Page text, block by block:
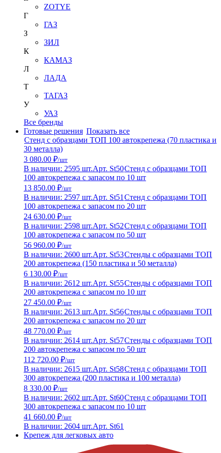
ZOTYE
Г
ГАЗ
З
ЗИЛ
К
КАМАЗ
Л
ЛАДА
Т
ТАГАЗ
У
УАЗ
Все бренды
Готовые решения Показать все
Стенд с образцами ТОП 100 автокрепежа (70 пластика и
30 металла)
3 080.00 ₽/шт
В наличии: 2595 шт.Арт. St50Стенд с образцами ТОП
100 автокрепежа с запасом по 10 шт
13 850.00 ₽/шт
В наличии: 2597 шт.Арт. St51 Стенд с образцами ТОП
100 автокрепежа с запасом по 20 шт
24 630.00 ₽/шт
В наличии: 2598 шт.Арт. St52Стенд с образцами ТОП
100 автокрепежа с запасом по 50 шт
56 960.00 ₽/шт
В наличии: 2600 шт.Арт. St53Стенды с образцами ТОП
200 автокрепежа (150 пластика и 50 металла)
6 130.00 ₽/шт
В наличии: 2612 шт.Арт. St55Стенды с образцами ТОП
200 автокрепежа с запасом по 10 шт
27 450.00 ₽/шт
В наличии: 2613 шт.Арт. St56Стенды с образцами ТОП
200 автокрепежа с запасом по 20 шт
48 770.00 ₽/шт
В наличии: 2614 шт.Арт. St57Стенды с образцами ТОП
200 автокрепежа с запасом по 50 шт
112 720.00 ₽/шт
В наличии: 2615 шт.Арт. St58Стенд с образцами ТОП
300 автокрепежа (200 пластика и 100 металла)
8 330.00 ₽/шт
В наличии: 2602 шт.Арт. St60Стенд с образцами ТОП
300 автокрепежа с запасом по 10 шт
41 660.00 ₽/шт
В наличии: 2604 шт.Арт. St61
Крепеж для легковых авто